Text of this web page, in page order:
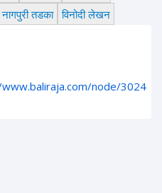
नागपुरी तडका विनोदी लेखन
node/3024